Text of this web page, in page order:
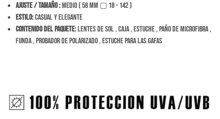
Ajuste / tamaño:Medio ( 58 mm ▢ 18 - 142 )
Estilo:Casual y Elegante
Contenido del Paquete:Lentes de sol , caja , estuche , paño de microfibra ,
funda , probador de polarizado , estuche para las gafas